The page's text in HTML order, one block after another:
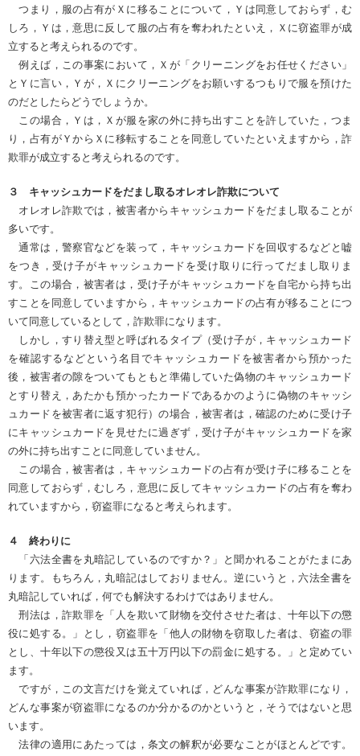
つまり，服の占有がＸに移ることについて，Ｙは同意しておらず，む
しろ，Ｙは，意思に反して服の占有を奪われたといえ，Ｘに窃盗罪が成
立すると考えられるのです。
例えば，この事案において，Ｘが「クリーニングをお任せください」
とＹに言い，Ｙが，Ｘにクリーニングをお願いするつもりで服を預けた
のだとしたらどうでしょうか。
この場合，Ｙは，Ｘが服を家の外に持ち出すことを許していた，つま
り，占有がＹからＸに移転することを同意していたといえますから，詐
欺罪が成立すると考えられるのです。
３ キャッシュカードをだまし取るオレオレ詐欺について
オレオレ詐欺では，被害者からキャッシュカードをだまし取ることが
多いです。
通常は，警察官などを装って，キャッシュカードを回収するなどと嘘
をつき，受け子がキャッシュカードを受け取りに行ってだまし取りま
す。この場合，被害者は，受け子がキャッシュカードを自宅から持ち出
すことを同意していますから，キャッシュカードの占有が移ることにつ
いて同意しているとして，詐欺罪になります。
しかし，すり替え型と呼ばれるタイプ（受け子が，キャッシュカード
を確認するなどという名目でキャッシュカードを被害者から預かった
後，被害者の隙をついてもともと準備していた偽物のキャッシュカード
とすり替え，あたかも預かったカードであるかのように偽物のキャッシ
ュカードを被害者に返す犯行）の場合，被害者は，確認のために受け子
にキャッシュカードを見せたに過ぎず，受け子がキャッシュカードを家
の外に持ち出すことに同意していません。
この場合，被害者は，キャッシュカードの占有が受け子に移ることを
同意しておらず，むしろ，意思に反してキャッシュカードの占有を奪わ
れていますから，窃盗罪になると考えられます。
４ 終わりに
「六法全書を丸暗記しているのですか？」と聞かれることがたまにあ
ります。もちろん，丸暗記はしておりません。逆にいうと，六法全書を
丸暗記していれば，何でも解決するわけではありません。
刑法は，詐欺罪を「人を欺いて財物を交付させた者は、十年以下の懲
役に処する。」とし，窃盗罪を「他人の財物を窃取した者は、窃盗の罪
とし、十年以下の懲役又は五十万円以下の罰金に処する。」と定めてい
ます。
ですが，この文言だけを覚えていれば，どんな事案が詐欺罪になり，
どんな事案が窃盗罪になるのか分かるのかというと，そうではないと思
います。
法律の適用にあたっては，条文の解釈が必要なことがほとんどです。